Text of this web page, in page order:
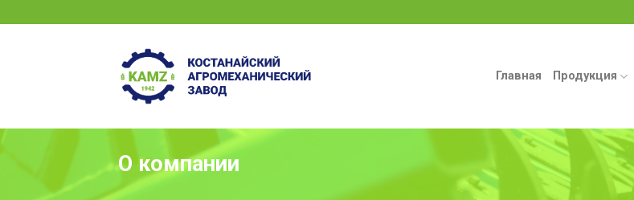
to
Главная Продукция
О компании